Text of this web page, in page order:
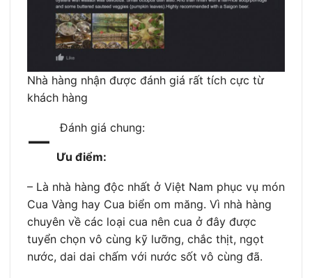
Nhà hàng nhận được đánh giá rất tích cực từ
khách hàng
– Đánh giá chung:
Ưu điểm:
– Là nhà hàng độc nhất ở Việt Nam phục vụ món
Cua Vàng hay Cua biển om măng. Vì nhà hàng
chuyên về các loại cua nên cua ở đây được
tuyển chọn vô cùng kỹ lưỡng, chắc thịt, ngọt
nước, dai dai chấm với nước sốt vô cùng đã.